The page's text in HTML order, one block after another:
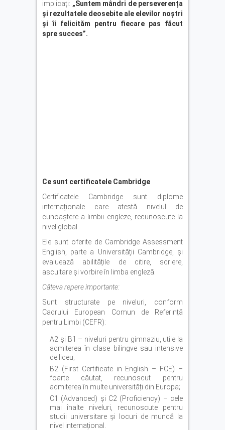
implicați: „Suntem mândri de perseverența
și rezultatele deosebite ale elevilor noștri
și îi felicităm pentru fiecare pas făcut
spre succes”.
Ce sunt certificatele Cambridge
Certificatele Cambridge sunt diplome
internaționale care atestă nivelul de
cunoaștere a limbii engleze, recunoscute la
nivel global.
Ele sunt oferite de Cambridge Assessment
English, parte a Universității Cambridge, și
evaluează abilitățile de citire, scriere,
ascultare și vorbire în limba engleză.
Câteva repere importante:
Sunt structurate pe niveluri, conform
Cadrului European Comun de Referință
pentru Limbi (CEFR):
A2 și B1 – niveluri pentru gimnaziu, utile la
admiterea în clase bilingve sau intensive
de liceu;
B2 (First Certificate in English – FCE) –
foarte căutat, recunoscut pentru
admiterea în multe universități din Europa;
C1 (Advanced) și C2 (Proficiency) – cele
mai înalte niveluri, recunoscute pentru
studii universitare și locuri de muncă la
nivel internațional.